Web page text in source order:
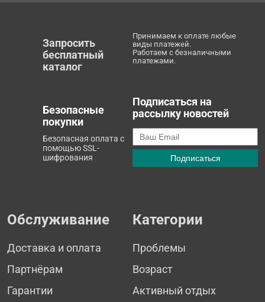
Запросить
бесплатный
каталог
Принимаем к оплате любые
виды платежей.
Работаем с безналичными
платежами.
Безопасные
покупки
Безопасная оплата с
помощью SSL-
шифрования
Подписаться на
рассылку новостей
Обслуживание
Доставка и оплата
Партнёрам
Гарантии
Категории
Проблемы
Возраст
Активный отдых